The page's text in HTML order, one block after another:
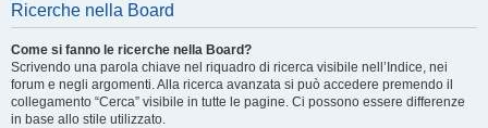
Ricerche nella Board
Come si fanno le ricerche nella Board?
Scrivendo una parola chiave nel riquadro di ricerca visibile nell’Indice, nei
forum e negli argomenti. Alla ricerca avanzata si può accedere premendo il
collegamento “Cerca” visibile in tutte le pagine. Ci possono essere differenze
in base allo stile utilizzato.